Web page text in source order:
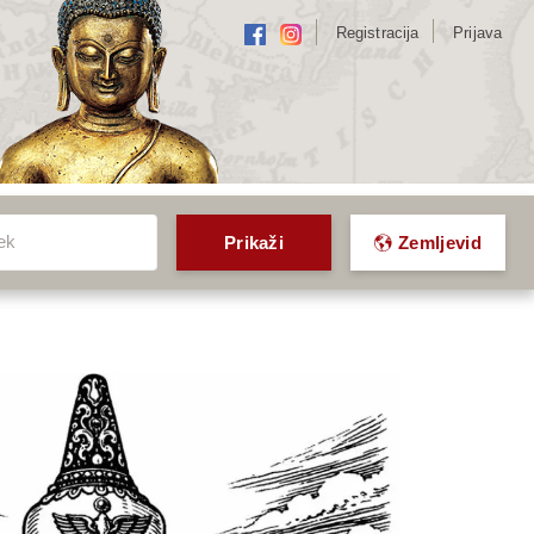
Registracija Prijava
Prikaži Zemljevid